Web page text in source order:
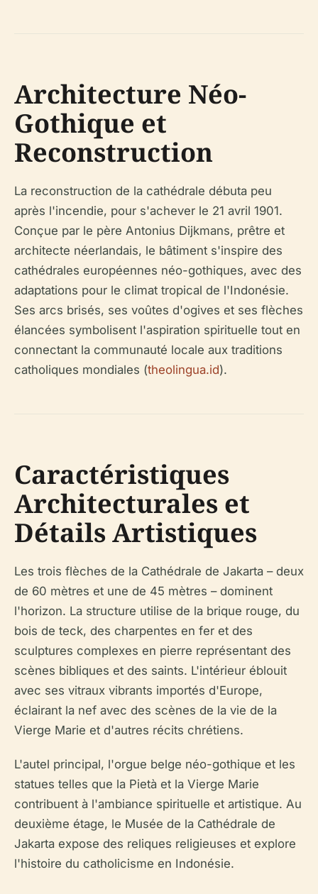
Architecture Néo-
Gothique et
Reconstruction
La reconstruction de la cathédrale débuta peu
après l'incendie, pour s'achever le 21 avril 1901.
Conçue par le père Antonius Dijkmans, prêtre et
architecte néerlandais, le bâtiment s'inspire des
cathédrales européennes néo-gothiques, avec des
adaptations pour le climat tropical de l'Indonésie.
Ses arcs brisés, ses voûtes d'ogives et ses flèches
élancées symbolisent l'aspiration spirituelle tout en
connectant la communauté locale aux traditions
catholiques mondiales (theolingua.id).
Caractéristiques
Architecturales et
Détails Artistiques
Les trois flèches de la Cathédrale de Jakarta – deux
de 60 mètres et une de 45 mètres – dominent
l'horizon. La structure utilise de la brique rouge, du
bois de teck, des charpentes en fer et des
sculptures complexes en pierre représentant des
scènes bibliques et des saints. L'intérieur éblouit
avec ses vitraux vibrants importés d'Europe,
éclairant la nef avec des scènes de la vie de la
Vierge Marie et d'autres récits chrétiens.
L'autel principal, l'orgue belge néo-gothique et les
statues telles que la Pietà et la Vierge Marie
contribuent à l'ambiance spirituelle et artistique. Au
deuxième étage, le Musée de la Cathédrale de
Jakarta expose des reliques religieuses et explore
l'histoire du catholicisme en Indonésie.